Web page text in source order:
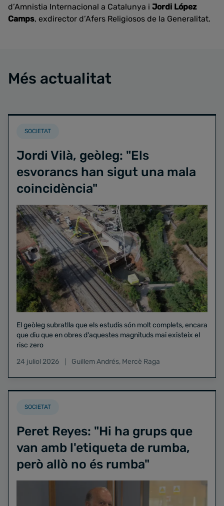
d’Amnistia Internacional a Catalunya i Jordi López
Camps, exdirector d’Afers Religiosos de la Generalitat.
Més actualitat
SOCIETAT
Jordi Vilà, geòleg: "Els
esvorancs han sigut una mala
coincidència"
El geòleg subratlla que els estudis són molt complets, encara
que diu que en obres d'aquestes magnituds mai existeix el
risc zero
24 juliol 2026
Guillem Andrés, Mercè Raga
SOCIETAT
Peret Reyes: "Hi ha grups que
van amb l'etiqueta de rumba,
però allò no és rumba"